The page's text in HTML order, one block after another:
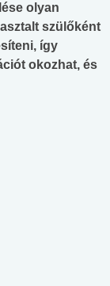
olyan
szülőként
így
okozhat, és